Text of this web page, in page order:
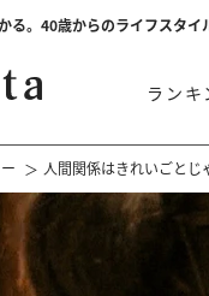
る。40歳からのライフスタイ
ランキ
人間関係はきれいごと